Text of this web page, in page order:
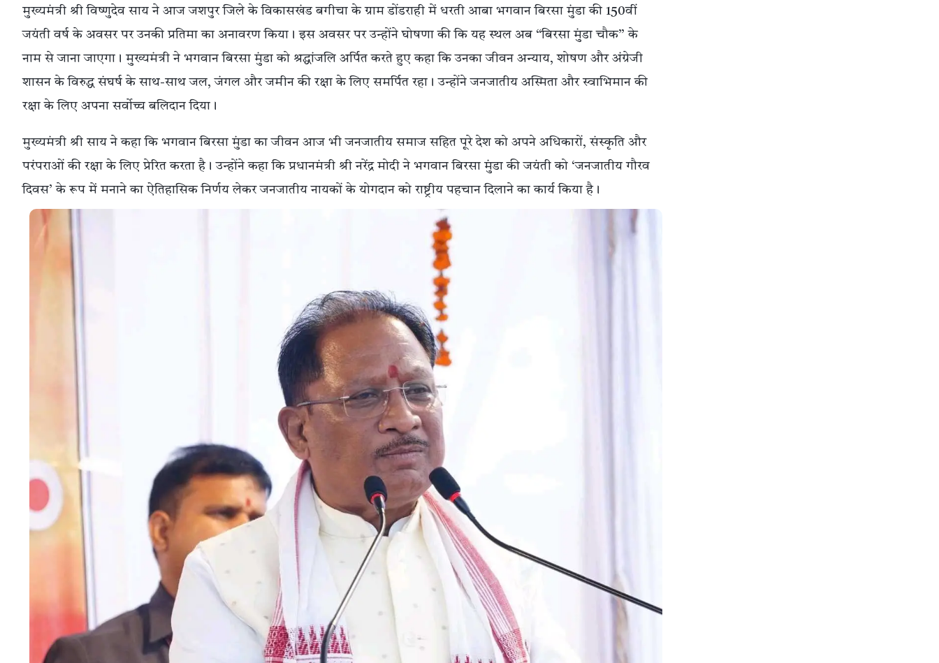
मुख्यमंत्री श्री विष्णुदेव साय ने आज जशपुर जिले के विकासखंड बगीचा के ग्राम डोंडराही में धरती आबा भगवान बिरसा मुंडा की 150वीं
जयंती वर्ष के अवसर पर उनकी प्रतिमा का अनावरण किया। इस अवसर पर उन्होंने घोषणा की कि यह स्थल अब “बिरसा मुंडा चौक” के
नाम से जाना जाएगा। मुख्यमंत्री ने भगवान बिरसा मुंडा को श्रद्धांजलि अर्पित करते हुए कहा कि उनका जीवन अन्याय, शोषण और अंग्रेजी
शासन के विरुद्ध संघर्ष के साथ-साथ जल, जंगल और जमीन की रक्षा के लिए समर्पित रहा। उन्होंने जनजातीय अस्मिता और स्वाभिमान की
रक्षा के लिए अपना सर्वोच्च बलिदान दिया।
मुख्यमंत्री श्री साय ने कहा कि भगवान बिरसा मुंडा का जीवन आज भी जनजातीय समाज सहित पूरे देश को अपने अधिकारों, संस्कृति और
परंपराओं की रक्षा के लिए प्रेरित करता है। उन्होंने कहा कि प्रधानमंत्री श्री नरेंद्र मोदी ने भगवान बिरसा मुंडा की जयंती को ‘जनजातीय गौरव
दिवस’ के रूप में मनाने का ऐतिहासिक निर्णय लेकर जनजातीय नायकों के योगदान को राष्ट्रीय पहचान दिलाने का कार्य किया है।